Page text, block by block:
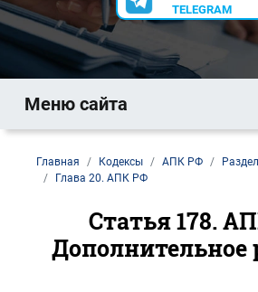
TELEGRAM
Меню сайта
Главная Кодексы АПК РФ
Глава 20. АПК РФ
Статья 178.
Дополнительное